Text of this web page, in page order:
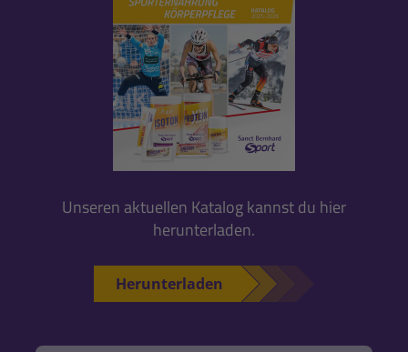
Unseren aktuellen Katalog kannst du hier
herunterladen.
Herunterladen